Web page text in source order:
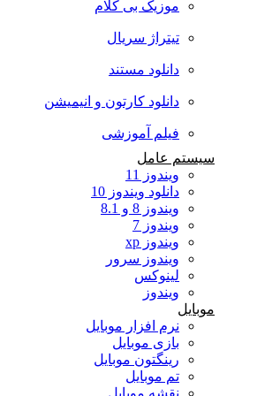
موزیک بی کلام
تیتراژ سریال
دانلود مستند
دانلود کارتون و انیمیشن
فیلم آموزشی
سیستم عامل
ویندوز 11
دانلود ویندوز 10
ویندوز 8 و 8.1
ویندوز 7
ویندوز xp
ویندوز سرور
لینوکس
ویندوز
نرم افزار موبایل
بازی موبایل
رینگتون موبایل
تم موبایل
نقشه موبایل